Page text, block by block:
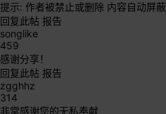
提示: 作者被禁止或删除 内容自动屏蔽
回复此帖 报告
songlike
459
感谢分享！
回复此帖 报告
zgghhz
314
非常感谢您的无私奉献